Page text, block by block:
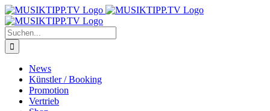
Zum
Inhalt
springen
Suche
nach:
News
Künstler / Booking
Promotion
Vertrieb